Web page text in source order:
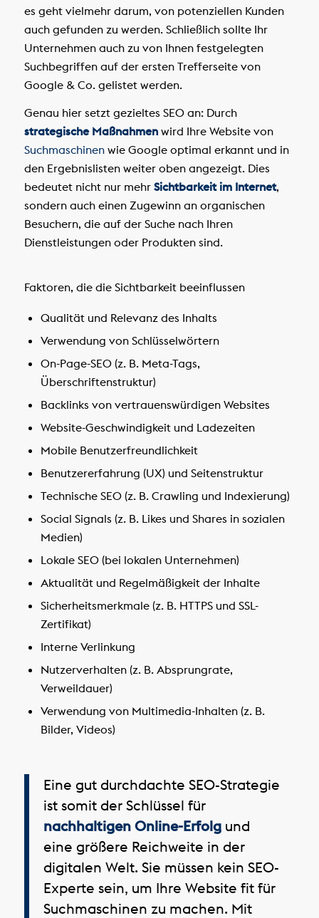
es geht vielmehr darum, von potenziellen Kunden
auch gefunden zu werden. Schließlich sollte Ihr
Unternehmen auch zu von Ihnen festgelegten
Suchbegriffen auf der ersten Trefferseite von
Google & Co. gelistet werden.
Genau hier setzt gezieltes SEO an: Durch
strategische Maßnahmenwird Ihre Website von
Suchmaschinenwie Google optimal erkannt und in
den Ergebnislisten weiter oben angezeigt. Dies
bedeutet nicht nur mehr Sichtbarkeit im Internet,
sondern auch einen Zugewinn an organischen
Besuchern, die auf der Suche nach Ihren
Dienstleistungen oder Produkten sind.
Faktoren, die die Sichtbarkeit beeinflussen
Qualität und Relevanz des Inhalts
Verwendung von Schlüsselwörtern
On-Page-SEO (z. B. Meta-Tags,
Überschriftenstruktur)
Backlinks von vertrauenswürdigen Websites
Website-Geschwindigkeit und Ladezeiten
Mobile Benutzerfreundlichkeit
Benutzererfahrung (UX) und Seitenstruktur
Technische SEO (z. B. Crawling und Indexierung)
Social Signals (z. B. Likes und Shares in sozialen
Medien)
Lokale SEO (bei lokalen Unternehmen)
Aktualität und Regelmäßigkeit der Inhalte
Sicherheitsmerkmale (z. B. HTTPS und SSL-
Zertifikat)
Interne Verlinkung
Nutzerverhalten (z. B. Absprungrate,
Verweildauer)
Verwendung von Multimedia-Inhalten (z. B.
Bilder, Videos)
Eine gut durchdachte SEO-Strategie
ist somit der Schlüssel für
nachhaltigen Online-Erfolgund
eine größere Reichweite in der
digitalen Welt. Sie müssen kein SEO-
Experte sein, um Ihre Website fit für
Suchmaschinen zu machen. Mit